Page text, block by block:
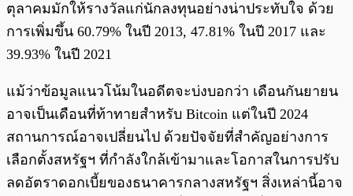
ตุลาคมมักให้รางวัลแก่นักลงทุนอย่างน่าประทับใจ ด้วย
การเพิ่มขึ้น 60.79% ในปี 2013, 47.81% ในปี 2017 และ
39.93% ในปี 2021
แม้ว่าข้อมูลแนวโน้มในอดีตจะบ่งบอกว่า เดือนกันยายน
อาจเป็นเดือนที่ท้าทายสำหรับ Bitcoin แต่ในปี 2024
สถานการณ์อาจเปลี่ยนไป ด้วยปัจจัยที่สำคัญอย่างการ
เลือกตั้งสหรัฐฯ ที่กำลังใกล้เข้ามาและโอกาสในการปรับ
ลดอัตราดอกเบี้ยของธนาคารกลางสหรัฐฯ สิ่งเหล่านี้อาจ